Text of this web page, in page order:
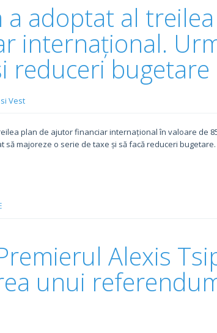
adoptat al
internațional.
reduceri bugetare
Vest
plan de ajutor financiar internațional în valoare de
să majoreze o serie de taxe și să facă reduceri bugetare.
Alexis
unui